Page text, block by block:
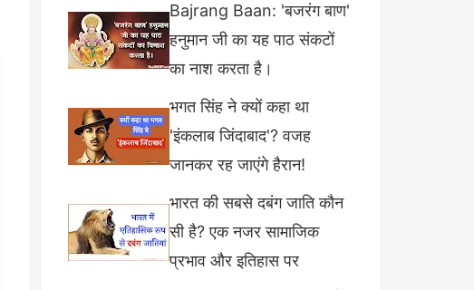
Bajrang Baan: 'बजरंग बाण'
हनुमान जी का यह पाठ संकटों
का नाश करता है।
भगत सिंह ने क्यों कहा था
'इंकलाब जिंदाबाद'? वजह
जानकर रह जाएंगे हैरान!
भारत की सबसे दबंग जाति कौन
सी है? एक नजर सामाजिक
प्रभाव और इतिहास पर